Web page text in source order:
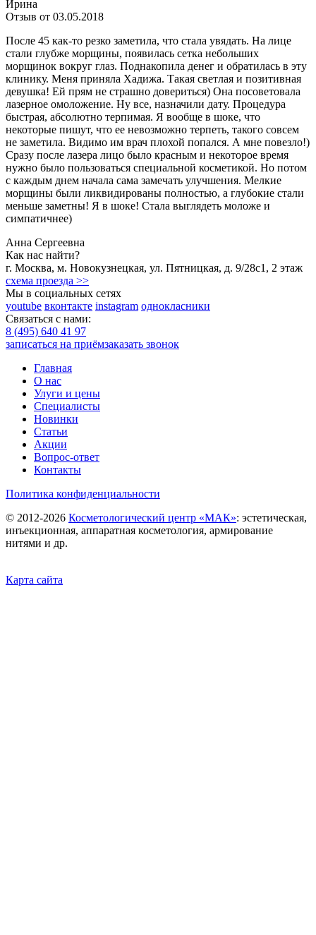
Ирина
Отзыв от 03.05.2018
После 45 как-то резко заметила, что стала увядать. На лице
стали глубже морщины, появилась сетка небольших
морщинок вокруг глаз. Поднакопила денег и обратилась в эту
клинику. Меня приняла Хадижа. Такая светлая и позитивная
девушка! Ей прям не страшно довериться) Она посоветовала
лазерное омоложение. Ну все, назначили дату. Процедура
быстрая, абсолютно терпимая. Я вообще в шоке, что
некоторые пишут, что ее невозможно терпеть, такого совсем
не заметила. Видимо им врач плохой попался. А мне повезло!)
Сразу после лазера лицо было красным и некоторое время
нужно было пользоваться специальной косметикой. Но потом
с каждым днем начала сама замечать улучшения. Мелкие
морщины были ликвидированы полностью, а глубокие стали
меньше заметны! Я в шоке! Стала выглядеть моложе и
симпатичнее)
Анна Сергеевна
Как нас найти?
г. Москва, м. Новокузнецкая, ул. Пятницкая, д. 9/28с1 , 2 этаж
схема проезда >>
Мы в социальных сетях
youtube вконтакте instagram однокласники
Связаться с нами:
8 (495) 640 41 97
записаться на приёмзаказать звонок
Главная
О нас
Улуги и цены
Специалисты
Новинки
Статьи
Акции
Вопрос-ответ
Контакты
Политика конфиденциальности
© 2012-2026 Косметологический центр «МАК»: эстетическая,
инъекционная, аппаратная косметология, армирование
нитями и др.
Карта сайта